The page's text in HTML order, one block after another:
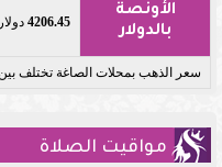
الأونصة
بالدولار
4206.45 دولار
سعر الذهب بمحلات الصاغة تختلف
مواقيت الصلاة